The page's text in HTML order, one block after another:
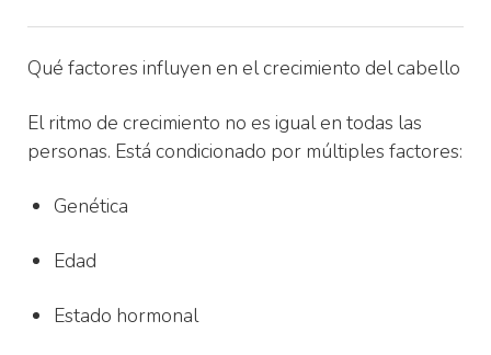
Qué factores influyen en el crecimiento del cabello
El ritmo de crecimiento no es igual en todas las
personas. Está condicionado por múltiples factores:
Genética
Edad
Estado hormonal